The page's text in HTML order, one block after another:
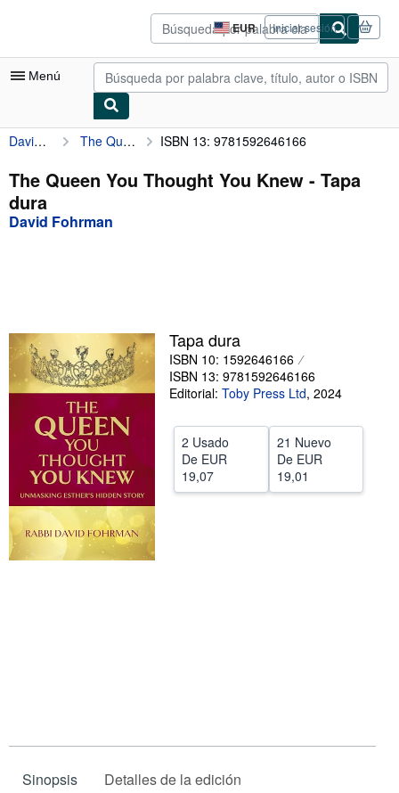
Pasar al contenido principal
EUR
Preferencias
de
compra
del
Iniciar sesión
Menú
Mi cuenta
Consultar mis pedidos
Búsqueda avanzada
Vendedores
Comenzar a vender
Ayuda
CERRAR
David Fohrman The Queen You Thought You Knew ISBN 13: 9781592646166
The Queen You Thought You Knew - Tapa
dura
David Fohrman
Tapa dura
ISBN 10: 1592646166
ISBN 13: 9781592646166
Editorial: Toby Press Ltd, 2024
2 Usado
De EUR
19,07
21 Nuevo
De EUR
19,01
Sinopsis Detalles de la edición